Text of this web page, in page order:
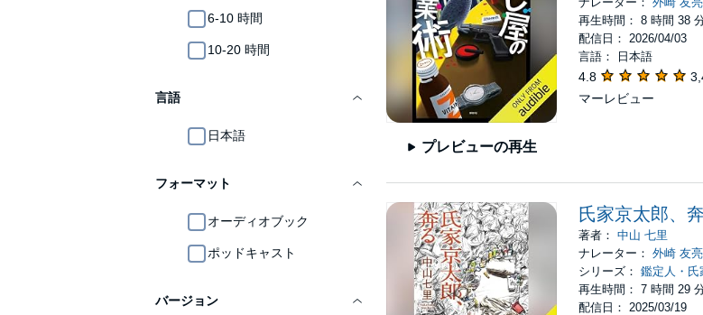
6-10 時間
10-20 時間
言語
日本語
フォーマット
オーディオブック
ポッドキャスト
バージョン
プレビューの再生
再生時間： 8 時間 38
配信日： 2026/04/03
言語： 日本語
4.8
マーレビュー
氏家京太郎、
著者：中山 七里
ナレーター：外崎 友亮
シリーズ：鑑定人・氏
再生時間： 7 時間 29
配信日： 2025/03/19